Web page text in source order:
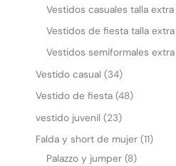
Vestidos casuales talla extra
Vestidos de fiesta talla extra
Vestidos semiformales
Vestido casual 34
Vestido de fiesta 48
vestido juvenil
23
Falda y short de mujer 11
Palazzo y jumper 8